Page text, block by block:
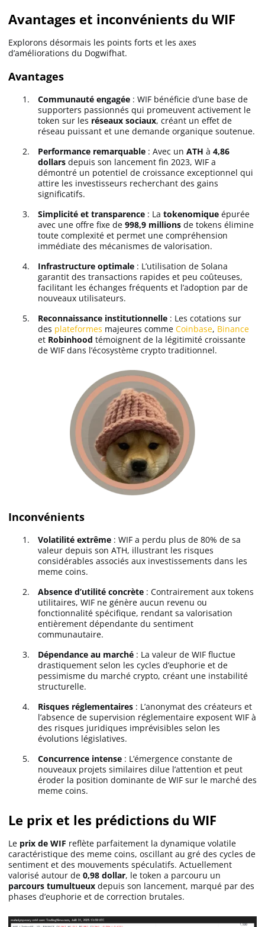
Avantages et inconvénients du WIF
Explorons désormais les points forts et les axes
d’améliorations du Dogwifhat.
Avantages
Communauté engagée : WIF bénéficie d’une base de
supporters passionnés qui promeuvent activement le
token sur les réseaux sociaux, créant un effet de
réseau puissant et une demande organique soutenue.
Performance remarquable : Avec un ATH à 4,86
dollars depuis son lancement fin 2023, WIF a
démontré un potentiel de croissance exceptionnel qui
attire les investisseurs recherchant des gains
significatifs.
Simplicité et transparence : La tokenomique épurée
avec une offre fixe de 998,9 millions de tokens élimine
toute complexité et permet une compréhension
immédiate des mécanismes de valorisation.
Infrastructure optimale : L’utilisation de Solana
garantit des transactions rapides et peu coûteuses,
facilitant les échanges fréquents et l’adoption par de
nouveaux utilisateurs.
Reconnaissance institutionnelle : Les cotations sur
des plateformes majeures comme Coinbase, Binance
et Robinhood témoignent de la légitimité croissante
de WIF dans l’écosystème crypto traditionnel.
Inconvénients
Volatilité extrême : WIF a perdu plus de 80% de sa
valeur depuis son ATH, illustrant les risques
considérables associés aux investissements dans les
meme coins.
Absence d’utilité concrète : Contrairement aux tokens
utilitaires, WIF ne génère aucun revenu ou
fonctionnalité spécifique, rendant sa valorisation
entièrement dépendante du sentiment
communautaire.
Dépendance au marché : La valeur de WIF fluctue
drastiquement selon les cycles d’euphorie et de
pessimisme du marché crypto, créant une instabilité
structurelle.
Risques réglementaires : L’anonymat des créateurs et
l’absence de supervision réglementaire exposent WIF à
des risques juridiques imprévisibles selon les
évolutions législatives.
Concurrence intense : L’émergence constante de
nouveaux projets similaires dilue l’attention et peut
éroder la position dominante de WIF sur le marché des
meme coins.
Le prix et les prédictions du WIF
Le prix de WIF reflète parfaitement la dynamique volatile
caractéristique des meme coins, oscillant au gré des cycles de
sentiment et des mouvements spéculatifs. Actuellement
valorisé autour de 0,98 dollar, le token a parcouru un
parcours tumultueux depuis son lancement, marqué par des
phases d’euphorie et de correction brutales.